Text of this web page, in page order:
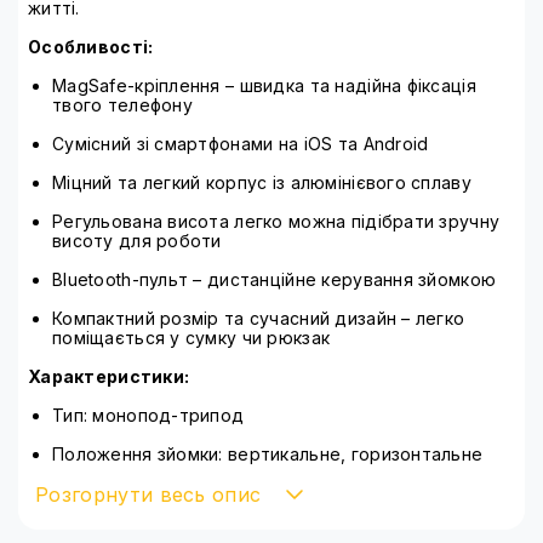
житті.
Особливості:
MagSafe-кріплення – швидка та надійна фіксація
твого телефону
Сумісний зі смартфонами на iOS та Android
Міцний та легкий корпус із алюмінієвого сплаву
Регульована висота легко можна підібрати зручну
висоту для роботи
Bluetooth-пульт – дистанційне керування зйомкою
Компактний розмір та сучасний дизайн – легко
поміщається у сумку чи рюкзак
Характеристики:
Тип: монопод-трипод
Положення зйомки: вертикальне, горизонтальне
Максимальна робоча висота: 150 см
Розгорнути весь опис